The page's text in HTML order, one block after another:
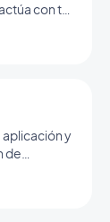
con tu
aplicación y
de